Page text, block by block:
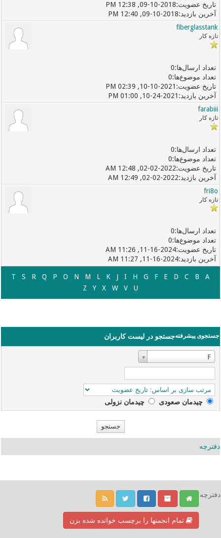
09-10-2018, 12:38 PM
09-10-2018, 12:40 PM
fiberglasstank
تازه کار
0
0
10-10-2021, 02:39 PM
10-24-2021, 01:00 PM
farabiii
تازه کار
0
0
02-02-2022, 12:48 AM
02-02-2022, 12:49 AM
fri8o
تازه کار
0
0
11-16-2024, 11:26 AM
11-16-2024, 11:27 AM
A
B
C
D
E
F
G
H
I
J
K
L
M
N
O
P
Q
R
S
T
U
V
W
X
Y
Z
جستجوی پیشرفتهجستجو در لیست کاربران
F
چیدمان صعودی‌ چیدمان نزولی
دفترچه
دفترچه
تمام انجمنها را برچسب خوانده شده بزن